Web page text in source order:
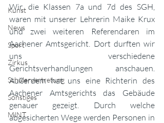
Kunst
News
Sport
Zirkus
Schülervertretung
Sonstiges
MINT
Wir, die Klassen 7a und 7d des SGH,
waren mit unserer Lehrerin Maike Krux
und zwei weiteren Referendaren im
Aachener Amtsgericht. Dort durften wir
uns verschiedene
Gerichtsverhandlungen anschauen.
Außerdem hat uns eine Richterin des
Aachener Amtsgerichts das Gebäude
genauer gezeigt. Durch welche
abgesicherten Wege werden Personen in